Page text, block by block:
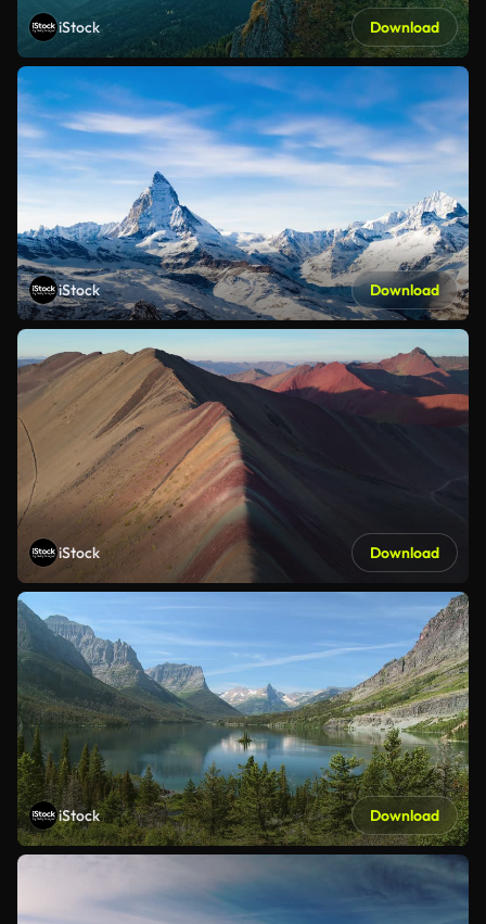
iStock Download
iStock Download
iStock Download
iStock Download